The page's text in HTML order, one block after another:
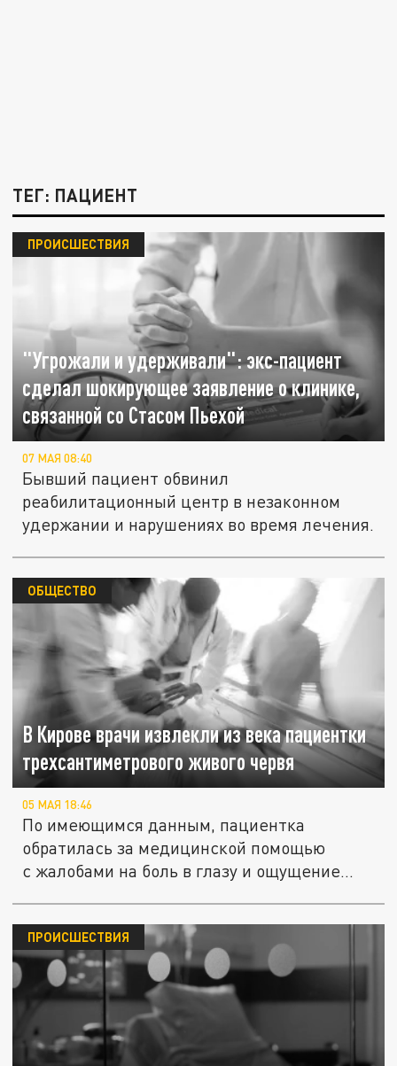
ТЕГ: ПАЦИЕНТ
"Угрожали и удерживали": экс-пациент
сделал шокирующее заявление о клинике,
связанной со Стасом Пьехой
ПРОИСШЕСТВИЯ
07 МАЯ 08:40
Бывший пациент обвинил
реабилитационный центр в незаконном
удержании и нарушениях во время лечения.
В Кирове врачи извлекли из века пациентки
трехсантиметрового живого червя
ОБЩЕСТВО
05 МАЯ 18:46
По имеющимся данным, пациентка
обратилась за медицинской помощью
с жалобами на боль в глазу и ощущение...
ПРОИСШЕСТВИЯ